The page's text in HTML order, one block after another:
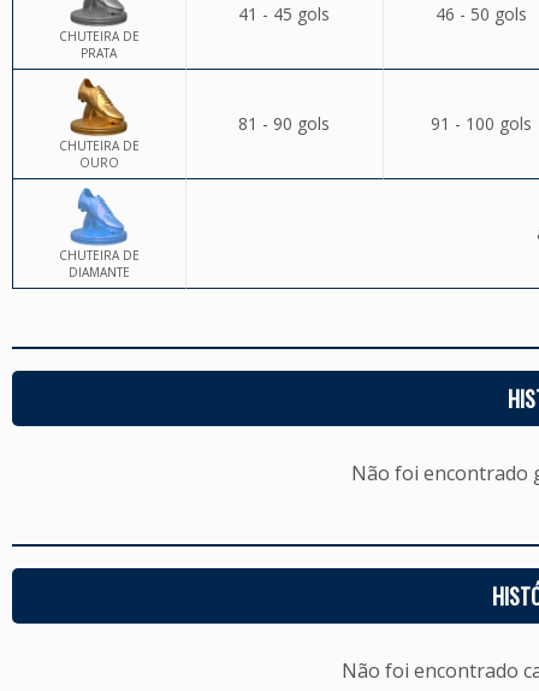
CHUTEIRA DE
PRATA
41 - 45 gols 46 - 50 gols
CHUTEIRA DE
OURO
81 - 90 gols 91 - 100 gols
CHUTEIRA DE
DIAMANTE
Não foi encontrado
Não foi encontrado